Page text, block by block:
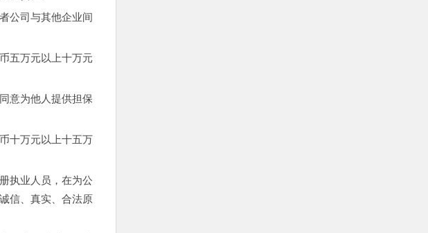
公司与其他企业间
五万元以上十万元
意为他人提供担保
十万元以上十五万
执业人员，在为公
信、真实、合法原